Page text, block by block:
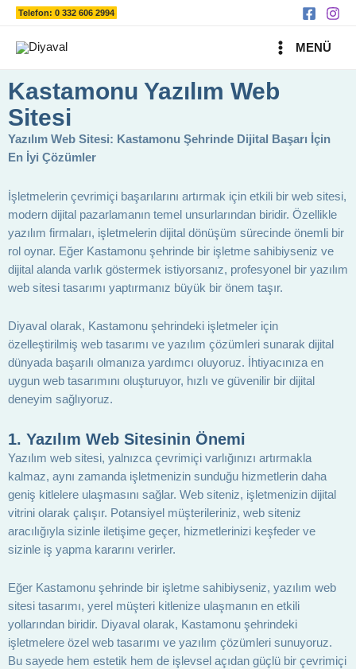
İçeriğeTelefon: 0 332 606 2994
MAIN
MENÜ
Kastamonu Yazılım Web
Sitesi
Yazılım Web Sitesi: Kastamonu Şehrinde Dijital Başarı İçin
En İyi Çözümler
İşletmelerin çevrimiçi başarılarını artırmak için etkili bir web sitesi,
modern dijital pazarlamanın temel unsurlarından biridir. Özellikle
yazılım firmaları, işletmelerin dijital dönüşüm sürecinde önemli bir
rol oynar. Eğer Kastamonu şehrinde bir işletme sahibiyseniz ve
dijital alanda varlık göstermek istiyorsanız, profesyonel bir yazılım
web sitesi tasarımı yaptırmanız büyük bir önem taşır.
Diyaval olarak, Kastamonu şehrindeki işletmeler için
özelleştirilmiş web tasarımı ve yazılım çözümleri sunarak dijital
dünyada başarılı olmanıza yardımcı oluyoruz. İhtiyacınıza en
uygun web tasarımını oluşturuyor, hızlı ve güvenilir bir dijital
deneyim sağlıyoruz.
1. Yazılım Web Sitesinin Önemi
Yazılım web sitesi, yalnızca çevrimiçi varlığınızı artırmakla
kalmaz, aynı zamanda işletmenizin sunduğu hizmetlerin daha
geniş kitlelere ulaşmasını sağlar. Web siteniz, işletmenizin dijital
vitrini olarak çalışır. Potansiyel müşterileriniz, web siteniz
aracılığıyla sizinle iletişime geçer, hizmetlerinizi keşfeder ve
sizinle iş yapma kararını verirler.
Eğer Kastamonu şehrinde bir işletme sahibiyseniz, yazılım web
sitesi tasarımı, yerel müşteri kitlenize ulaşmanın en etkili
yollarından biridir. Diyaval olarak, Kastamonu şehrindeki
işletmelere özel web tasarımı ve yazılım çözümleri sunuyoruz.
Bu sayede hem estetik hem de işlevsel açıdan güçlü bir çevrimiçi
Ara